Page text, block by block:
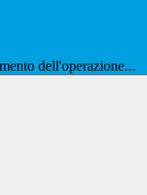
dell'operazione...